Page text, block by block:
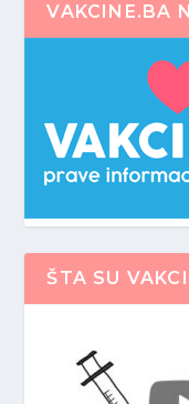
VAKCINE.BA
ŠTA SU